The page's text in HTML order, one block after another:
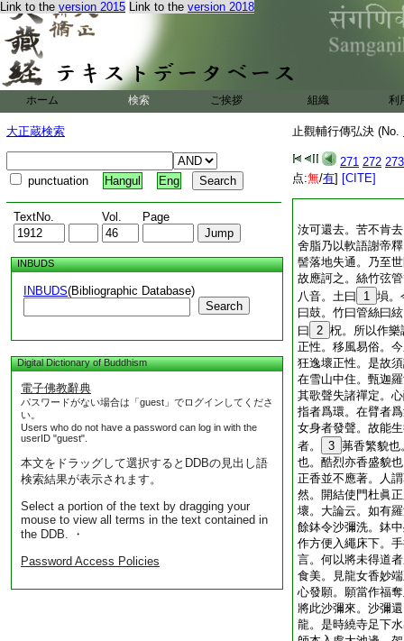
Link to the version 2015 Link to the version 2018
ホーム 検索 ご挨拶 組織 利
大正蔵検索
punctuation Hangul Eng
TextNo. Vol. Page
INBUDS
INBUDS(Bibliographic Database)
Search
Digital Dictionary of Buddhism
電子佛教辭典
パスワードがない場合は「guest」でログインしてくださ
い。
Users who do not have a password can log in with the
userID "guest".
本文をドラッグして選択するとDDBの見出し語
検索結果が表示されます。
Select a portion of the text by dragging your
mouse to view all terms in the text contained in
the DDB. ・
Password Access Policies
止觀輔行傳弘決 (No.
271 272 273
点:無/有] [CITE]
汝可還去。苦不肯
舍脂乃以軟語謝帝
髻落地失通。乃至
故應訶之。絲竹弦
八音。土曰
1 塤。
曰鼓。竹曰管絲曰
曰 2 柷。所以作樂
正性。移風易俗。
狂逸壞正性。是故
在雪山中住。甄迦
其歌聲失諸禪定。
指者爲環。在臂者
女身者發聲。故能
者。
3 茀香繁貌也
也。酷烈亦香盛貌
正香並不應著。人
然。開結使門杜眞
壞。大論云。如有
餘鉢令沙彌洗。鉢
作方便入繩床下。
言。何以將未得道
食美。見龍女香妙
心發願。願當作福
將此沙彌來。沙彌
龍。是時繞寺足下